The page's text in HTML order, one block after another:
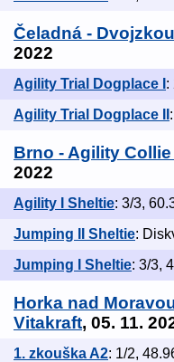
Čeladná -
2022
Agility Trial Dogplace I :
Agility Trial Dogplace II
Brno - Agility
2022
Agility I Sheltie: 3/3,
Jumping II Sheltie:
Jumping I Sheltie: 3/3,
Horka nad
Vitakraft, 05. 11.
1. zkouška A2: 1/2,